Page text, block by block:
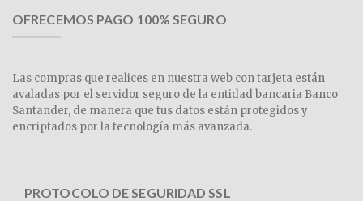
OFRECEMOS PAGO 100% SEGURO
Las compras que realices en nuestra web con tarjeta están
avaladas por el servidor seguro de la entidad bancaria Banco
Santander, de manera que tus datos están protegidos y
encriptados por la tecnología más avanzada.
PROTOCOLO DE SEGURIDAD SSL